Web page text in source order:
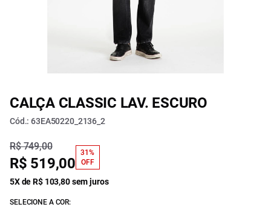
CALÇA CLASSIC LAV. ESCURO
Cód.: 63EA50220_2136_2
R$ 749,00
R$ 519,00
31%
OFF
5X de R$ 103,80 sem juros
SELECIONE A COR: